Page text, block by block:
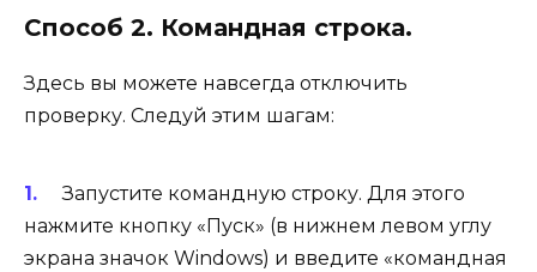
Способ 2. Командная строка.
Здесь вы можете навсегда отключить
проверку. Следуй этим шагам:
Запустите командную строку. Для этого
нажмите кнопку «Пуск» (в нижнем левом углу
экрана значок Windows) и введите «командная